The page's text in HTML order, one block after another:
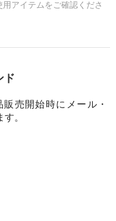
アイテムをご確認くださ
ド
売開始時にメール・
。